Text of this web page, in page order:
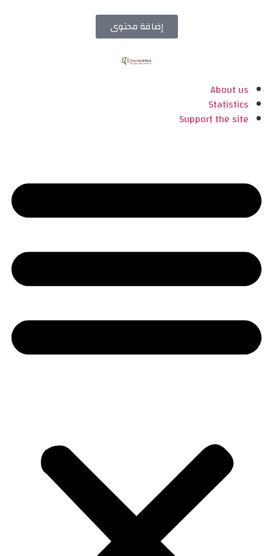
إضافة محتوى
About us
Statistics
Support the site